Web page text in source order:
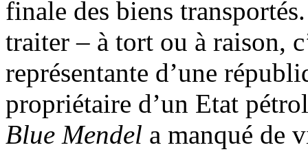
finale des biens
traiter – à tort ou à raison,
représentante d’une
propriétaire d’un Etat
Blue Mendel a manqué de